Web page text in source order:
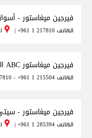
فيرجين ميغاستور -
الهاتف +961 1 217810
|
فيرجين ميغاستور ABC الأشرفية
الهاتف- +961 1 215504
فيرجين ميغاستور -
الهاتف+961 1 285394
|